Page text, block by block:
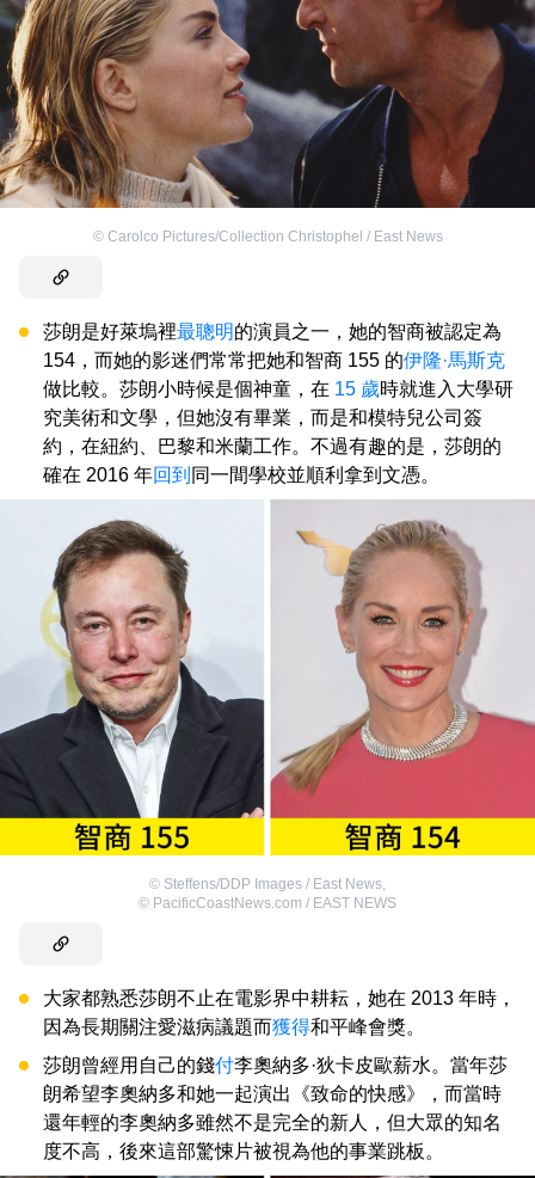
© Carolco Pictures/Collection Christophel / East News
莎朗是好萊塢裡最聰明的演員之一，她的智商被認定為
154，而她的影迷們常常把她和智商 155 的伊隆·馬斯克
做比較。莎朗小時候是個神童，在 15 歲時就進入大學研
究美術和文學，但她沒有畢業，而是和模特兒公司簽
約，在紐約、巴黎和米蘭工作。不過有趣的是，莎朗的
確在 2016 年回到 同一間學校並順利拿到文憑。
© Steffens/DDP Images / East News,
© PacificCoastNews.com / EAST NEWS
大家都熟悉莎朗不止在電影界中耕耘，她在 2013 年時，
因為長期關注愛滋病議題而獲得和平峰會獎。
莎朗曾經用自己的錢付李奧納多·狄卡皮歐薪水。當年莎
朗希望李奧納多和她一起演出《致命的快感》，而當時
還年輕的李奧納多雖然不是完全的新人，但大眾的知名
度不高，後來這部驚悚片被視為他的事業跳板。